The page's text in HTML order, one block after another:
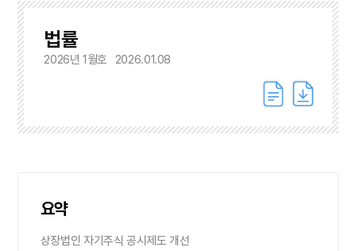
법률
2026년 1월호 2026.01.08
요약
상장법인 자기주식 공시제도 개선